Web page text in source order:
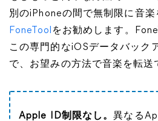
別のiPhoneの間で無制限に音楽
FoneTool をお勧めします。
この専門的なiOSデータバック
で、お望みの方法で音楽を転送
Apple ID制限なし。異なる